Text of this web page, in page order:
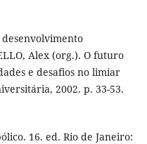
Alex (org.). O futuro
e desafios no limiar
2002. p. 33-53.
16. ed. Rio de Janeiro: